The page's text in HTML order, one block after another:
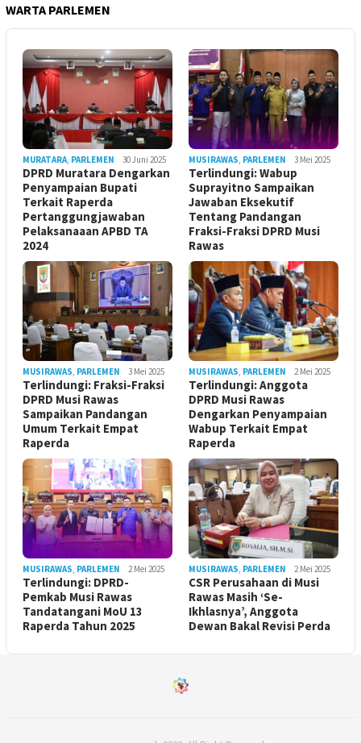
WARTA PARLEMEN
MURATARA PARLEMEN 30 Juni 2025
DPRD Muratara Dengarkan
Penyampaian Bupati
Terkait Raperda
Pertanggungjawaban
Pelaksanaaan APBD TA
2024
MUSIRAWAS PARLEMEN 3 Mei 2025
Terlindungi: Wabup
Suprayitno Sampaikan
Jawaban Eksekutif
Tentang Pandangan
Fraksi-Fraksi DPRD Musi
Rawas
MUSIRAWAS PARLEMEN 3 Mei 2025
Terlindungi: Fraksi-Fraksi
DPRD Musi Rawas
Sampaikan Pandangan
Umum Terkait Empat
Raperda
MUSIRAWAS PARLEMEN 2 Mei 2025
Terlindungi: Anggota
DPRD Musi Rawas
Dengarkan Penyampaian
Wabup Terkait Empat
Raperda
MUSIRAWAS PARLEMEN 2 Mei 2025
Terlindungi: DPRD-
Pemkab Musi Rawas
Tandatangani MoU 13
Raperda Tahun 2025
MUSIRAWAS PARLEMEN 2 Mei 2025
CSR Perusahaan di Musi
Rawas Masih ‘Se-
Ikhlasnya’, Anggota
Dewan Bakal Revisi Perda ‎